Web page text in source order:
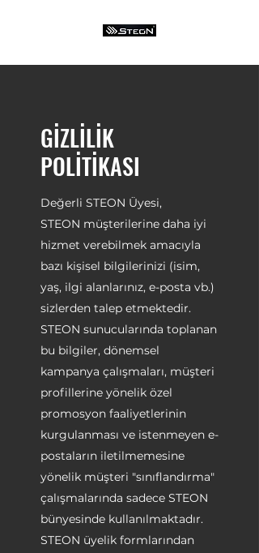
GİZLİLİK
POLİTİKASI
Değerli STEON Üyesi,
STEON müşterilerine daha iyi
hizmet verebilmek amacıyla
bazı kişisel bilgilerinizi (isim,
yaş, ilgi alanlarınız, e-posta vb.)
sizlerden talep etmektedir.
STEON sunucularında toplanan
bu bilgiler, dönemsel
kampanya çalışmaları, müşteri
profillerine yönelik özel
promosyon faaliyetlerinin
kurgulanması ve istenmeyen e-
postaların iletilmemesine
yönelik müşteri "sınıflandırma"
çalışmalarında sadece STEON
bünyesinde kullanılmaktadır.
STEON üyelik formlarından